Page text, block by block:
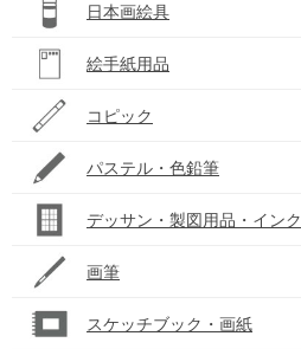
日本画絵具
絵手紙用品
コピック
パステル・色鉛筆
デッサン・製図用品・インク
画筆
スケッチブック・画紙